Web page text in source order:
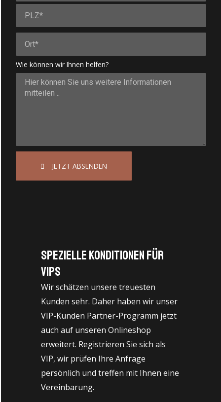
Wie können wir Ihnen helfen?
JETZT ABSENDEN
Spezielle Konditionen für
VIPs
Wir schätzen unsere treuesten
Kunden sehr. Daher haben wir unser
VIP-Kunden Partner-Programm jetzt
auch auf unseren Onlineshop
erweitert. Registrieren Sie sich als
VIP, wir prüfen Ihre Anfrage
persönlich und treffen mit Ihnen eine
Vereinbarung.